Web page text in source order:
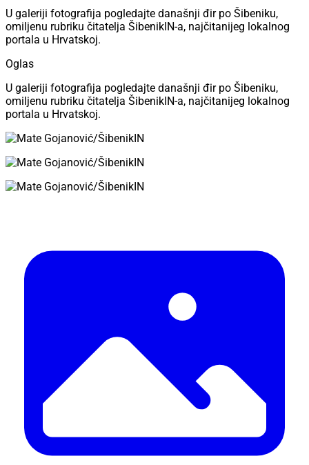
U galeriji fotografija pogledajte današnji đir po Šibeniku,
omiljenu rubriku čitatelja ŠibenikIN-a, najčitanijeg lokalnog
portala u Hrvatskoj.
Oglas
U galeriji fotografija pogledajte današnji đir po Šibeniku,
omiljenu rubriku čitatelja ŠibenikIN-a, najčitanijeg lokalnog
portala u Hrvatskoj.